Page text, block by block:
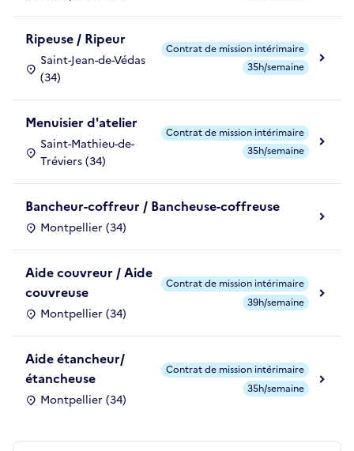
Ripeuse / Ripeur
Saint-Jean-de-Védas
(34)
Contrat de mission intérimaire
35h/semaine
Menuisier d'atelier
Saint-Mathieu-de-
Tréviers (34)
Contrat de mission intérimaire
35h/semaine
Bancheur-coffreur / Bancheuse-coffreuse
Montpellier (34)
Aide couvreur / Aide
couvreuse
Montpellier (34)
Contrat de mission intérimaire
39h/semaine
Aide étancheur/
étancheuse
Montpellier (34)
Contrat de mission intérimaire
35h/semaine